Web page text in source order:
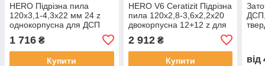
HERO Підрізна пила
120х3,1-4,3х22 мм 24 z
однокорпусна для ДСП
1 716 ₴
Купити
HERO V6 Ceratizit Підрізна
пила 120х2,8-3,6х2,2х20
двокорпусна 12+12 z для
2 912₴
Купити від